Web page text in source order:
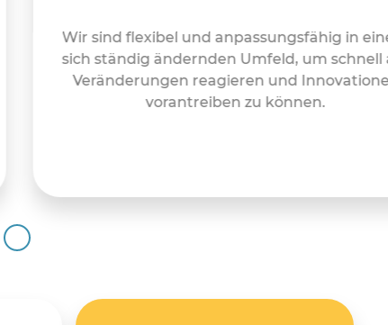
Wir sind flexibel und anpassungsfähig in
sich ständig ändernden Umfeld, um schnell
Veränderungen reagieren und
vorantreiben zu können.